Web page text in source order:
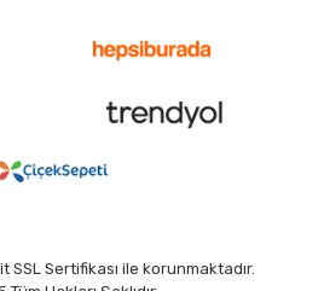
SSL Sertifikası ile korunmaktadır.